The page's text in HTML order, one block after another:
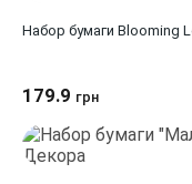
Набор бумаги Blooming
179.9 грн